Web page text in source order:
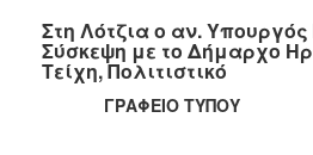
2022
2021
Στη Λότζια ο αν. Υπουργός
Σύσκεψη με το Δήμαρχο
Τείχη, Πολιτιστικό
ΓΡΑΦΕΙΟ ΤΥΠΟΥ